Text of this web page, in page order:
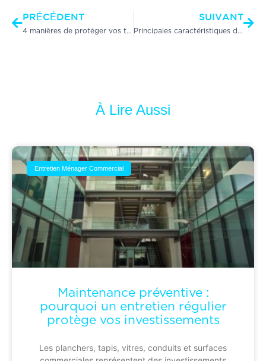
PRÉCÉDENT
4 manières de protéger vos tapis et de prolonger leur durée de vie
SUIVANT
Principales caractéristiques d’un franchisé qui connaît du succès
À Lire Aussi
Entretien Ménager Commercial
Maintenance préventive :
pourquoi un entretien régulier
protège vos investissements
Les planchers, tapis, vitres, conduits et surfaces